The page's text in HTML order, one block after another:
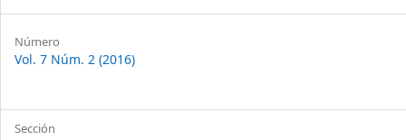
Article
Details
Número
Vol. 7 Núm. 2 (2016)
Sección